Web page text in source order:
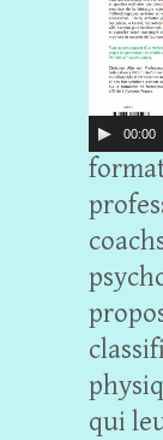
d
é
o
00:00
qui